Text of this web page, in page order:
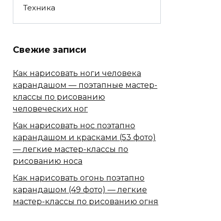
Техника
Свежие записи
Как нарисовать ноги человека
карандашом — поэтапные мастер-
классы по рисованию
человеческих ног
Как нарисовать нос поэтапно
карандашом и красками (53 фото)
— легкие мастер-классы по
рисованию носа
Как нарисовать огонь поэтапно
карандашом (49 фото) — легкие
мастер-классы по рисованию огня